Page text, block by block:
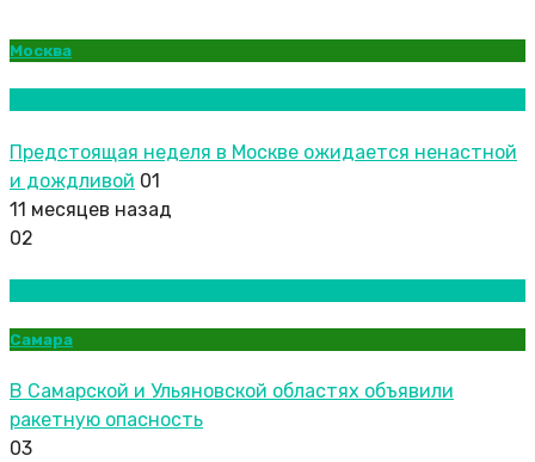
Москва
Предстоящая неделя в Москве ожидается ненастной
и дождливой 01
11 месяцев назад
02
Самара
В Самарской и Ульяновской областях объявили
ракетную опасность
03